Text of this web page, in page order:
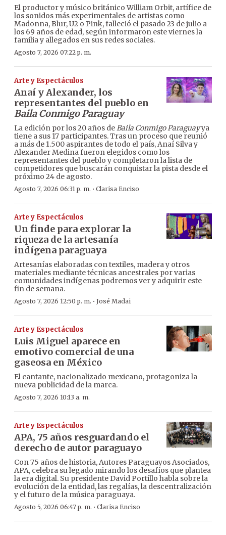
El productor y músico británico William Orbit, artífice de
los sonidos más experimentales de artistas como
Madonna, Blur, U2 o Pink, falleció el pasado 23 de julio a
los 69 años de edad, según informaron este viernes la
familia y allegados en sus redes sociales.
Agosto 7, 2026 07:22 p. m.
Arte y Espectáculos
Anaí y Alexander, los
representantes del pueblo en
Baila Conmigo Paraguay
La edición por los 20 años deBaila Conmigo Paraguayya
tiene a sus 17 participantes. Tras un proceso que reunió
a más de 1.500 aspirantes de todo el país, Anaí Silva y
Alexander Medina fueron elegidos como los
representantes del pueblo y completaron la lista de
competidores que buscarán conquistar la pista desde el
próximo 24 de agosto.
Agosto 7, 2026 06:31 p. m. · Clarisa Enciso
Arte y Espectáculos
Un finde para explorar la
riqueza de la artesanía
indígena paraguaya
Artesanías elaboradas con textiles, madera y otros
materiales mediante técnicas ancestrales por varias
comunidades indígenas podremos ver y adquirir este
fin de semana.
Agosto 7, 2026 12:50 p. m. · José Madai
Arte y Espectáculos
Luis Miguel aparece en
emotivo comercial de una
gaseosa en México
El cantante, nacionalizado mexicano, protagoniza la
nueva publicidad de la marca.
Agosto 7, 2026 10:13 a. m.
Arte y Espectáculos
APA, 75 años resguardando el
derecho de autor paraguayo
Con 75 años de historia, Autores Paraguayos Asociados,
APA, celebra su legado mirando los desafíos que plantea
la era digital. Su presidente David Portillo habla sobre la
evolución de la entidad, las regalías, la descentralización
y el futuro de la música paraguaya.
Agosto 5, 2026 06:47 p. m. · Clarisa Enciso